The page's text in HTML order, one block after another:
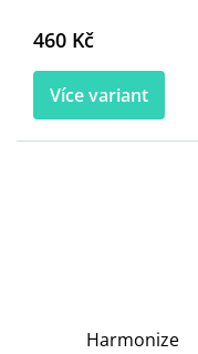
460 Kč
Více variant
Harmonize